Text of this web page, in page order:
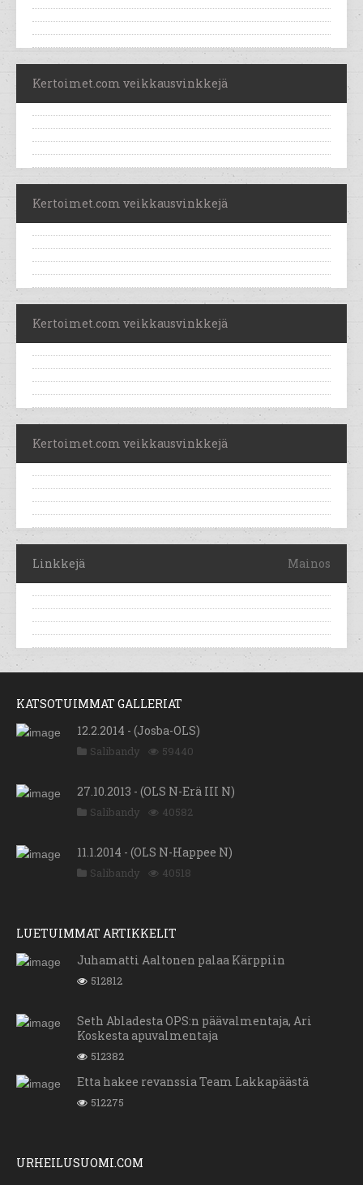
Kertoimet.com veikkausvinkkejä
Kertoimet.com veikkausvinkkejä
Kertoimet.com veikkausvinkkejä
Kertoimet.com veikkausvinkkejä
Linkkejä Mainos
KATSOTUIMMAT GALLERIAT
12.2.2014 - (Josba-OLS)
Salibandy 59440
27.10.2013 - (OLS N-Erä III N)
Salibandy 40582
11.1.2014 - (OLS N-Happee N)
Salibandy 40518
LUETUIMMAT ARTIKKELIT
Juhamatti Aaltonen palaa Kärppiin
512812
Seth Abladesta OPS:n päävalmentaja, Ari
Koskesta apuvalmentaja
512382
Etta hakee revanssia Team Lakkapäästä
512275
URHEILUSUOMI.COM